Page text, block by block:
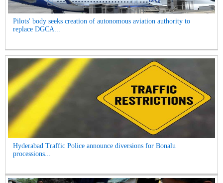
Pilots' body seeks creation of autonomous aviation authority to
replace DGCA...
Hyderabad Traffic Police announce diversions for Bonalu
processions...